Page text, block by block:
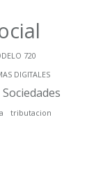
720
DIGITALES
Sociedades
tributacion